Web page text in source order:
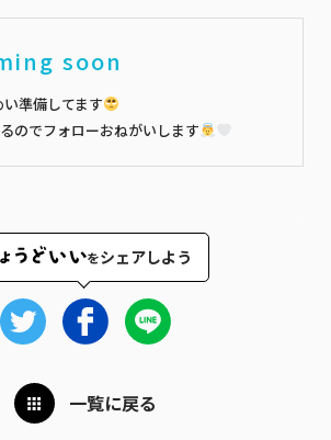
soon
準備してます
のでフォローおねがいします
をシェアしよう
一覧に戻る